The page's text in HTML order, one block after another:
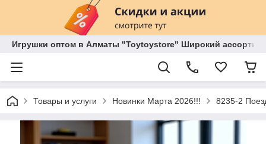
Игрушки оптом в Алматы "Toytoystore" Широкий
Товары и услуги Новинки Марта 2026!!! 8235-2